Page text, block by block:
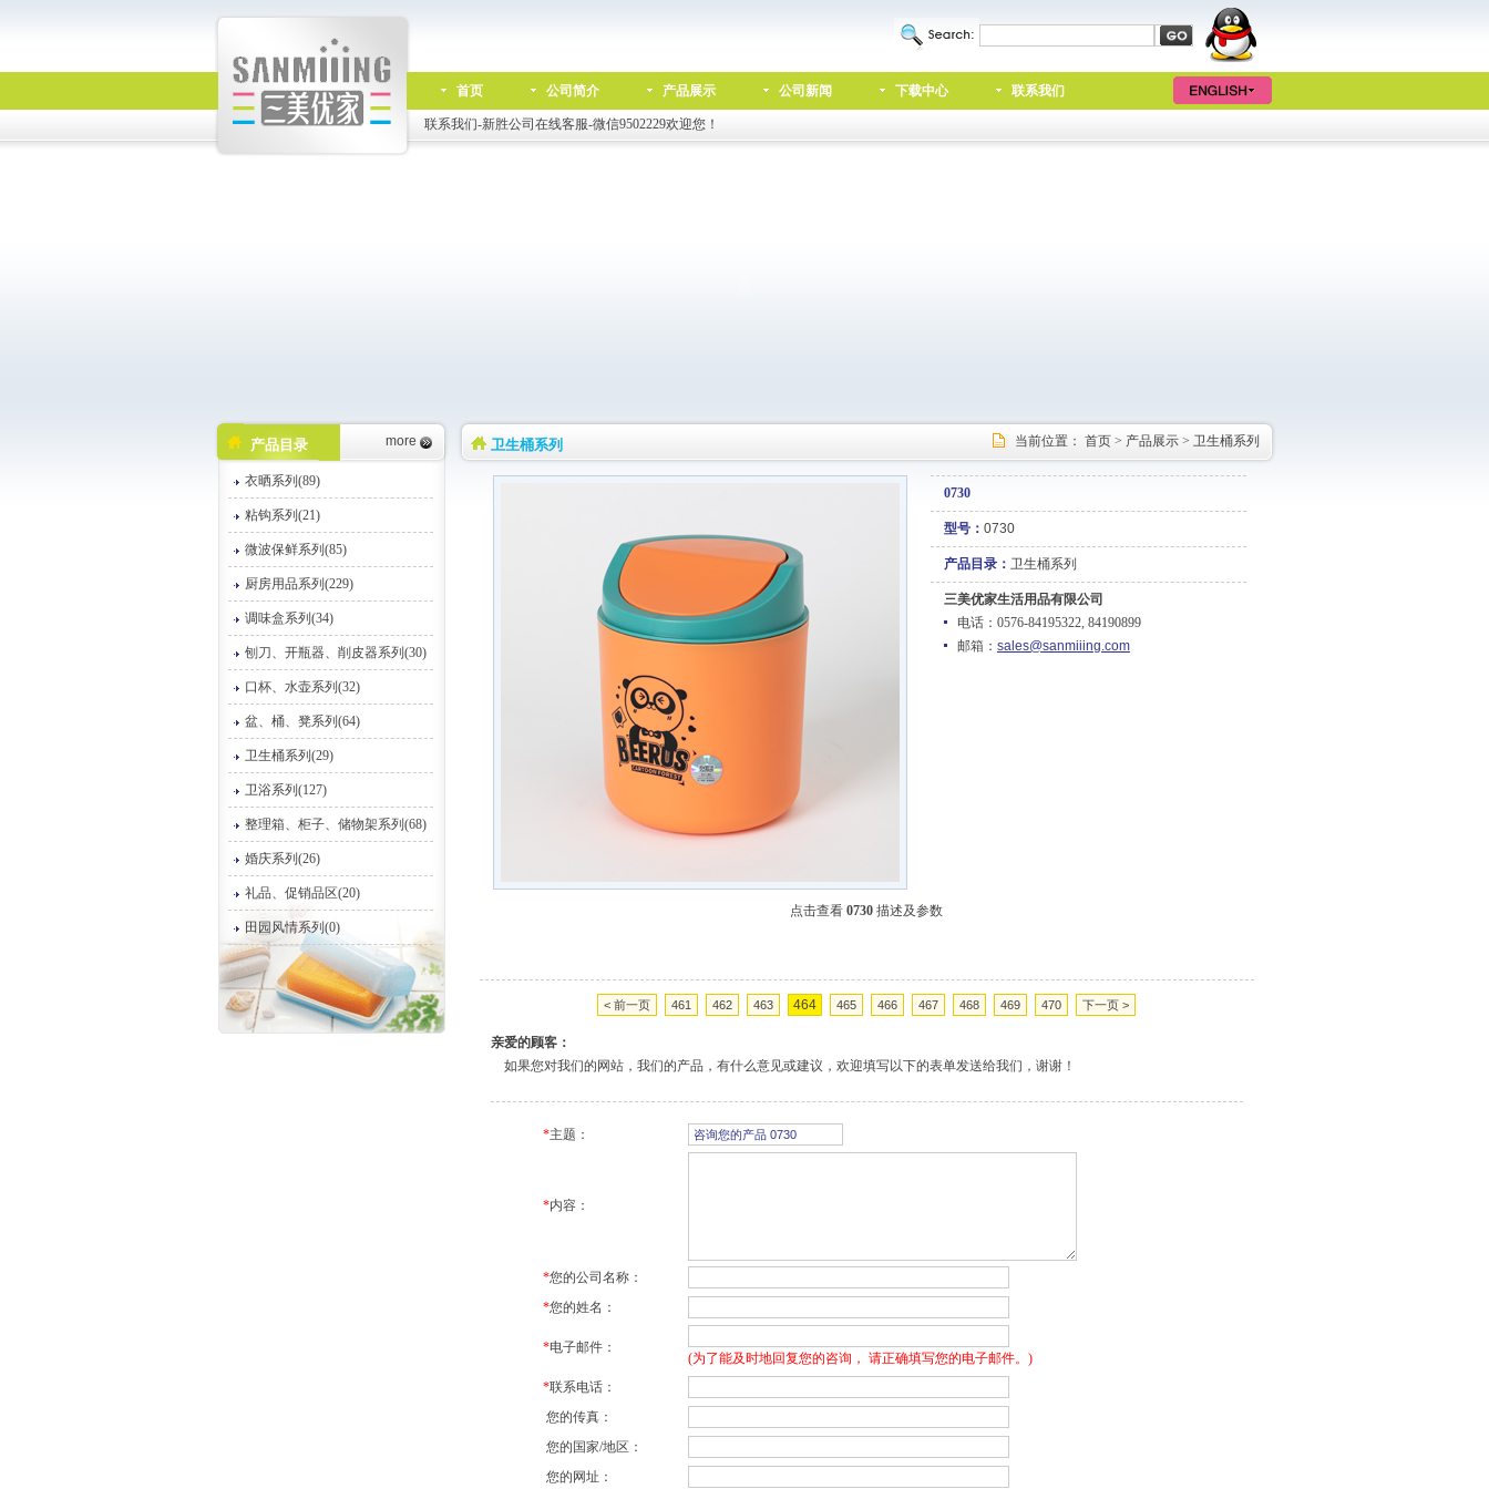
首页 公司简介 产品展示 公司新闻 下载中心 联系我们
联系我们-新胜公司在线客服-微信9502229欢迎您！
产品目录 more
衣晒系列(89)
粘钩系列(21)
微波保鲜系列(85)
厨房用品系列(229)
调味盒系列(34)
刨刀、开瓶器、削皮器系列(30)
口杯、水壶系列(32)
盆、桶、凳系列(64)
卫生桶系列(29)
卫浴系列(127)
整理箱、柜子、储物架系列(68)
婚庆系列(26)
礼品、促销品区(20)
田园风情系列(0)
卫生桶系列 当前位置： 首页> 产品展示> 卫生桶系列
0730
型号： 0730
产品目录： 卫生桶系列
三美优家生活用品有限公司
电话：0576-84195322, 84190899
邮箱： sales@sanmiiing.com
点击查看 0730 描述及参数
< 前一页 461 462 463 464 465 466 467 468 469 470 下一页 >
亲爱的顾客：
如果您对我们的网站，我们的产品，有什么意见或建议，欢迎填写以下的表单发送给我们，谢谢！
*主题：
*内容：
*您的公司名称：
*您的姓名：
*电子邮件：
(为了能及时地回复您的咨询， 请正确填写您的电子邮件。)
*联系电话：
您的传真：
您的国家/地区：
您的网址：